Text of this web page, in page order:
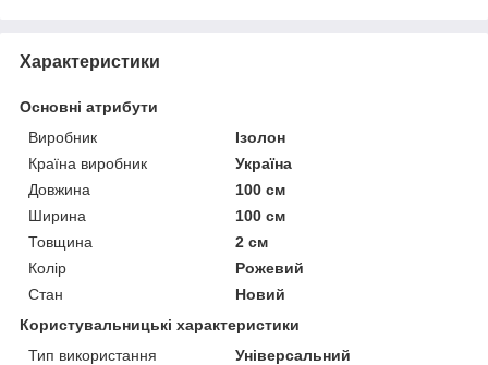
Характеристики
Основні атрибути
Виробник
Ізолон
Країна виробник
Україна
Довжина
100 см
Ширина
100 см
Товщина
2 см
Колір
Рожевий
Стан
Новий
Користувальницькі характеристики
Тип використання
Універсальний